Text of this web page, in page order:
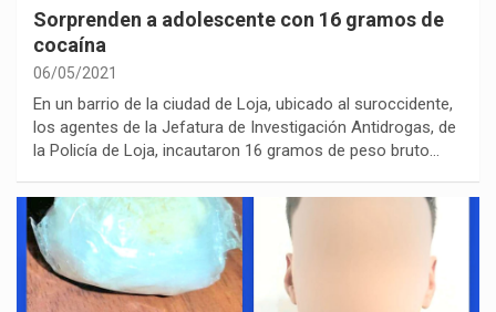
Sorprenden a adolescente con 16 gramos de
cocaína
06/05/2021
En un barrio de la ciudad de Loja, ubicado al suroccidente,
los agentes de la Jefatura de Investigación Antidrogas, de
la Policía de Loja, incautaron 16 gramos de peso bruto…